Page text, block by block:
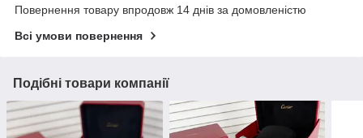
Повернення товару впродовж 14 днів за домовленістю
Всі умови повернення
Подібні товари компанії